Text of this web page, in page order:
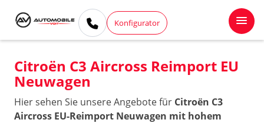
Konfigurator
Citroën C3 Aircross Reimport EU
Neuwagen
Hier sehen Sie unsere Angebote für Citroën C3
Aircross EU-Reimport Neuwagen mit hohem